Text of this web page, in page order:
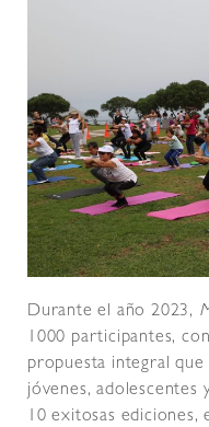
Durante el año 2023,
1000 participantes,
propuesta integral que
jóvenes, adolescentes
10 exitosas ediciones,